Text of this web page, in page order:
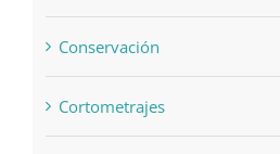
Conservación
Cortometrajes